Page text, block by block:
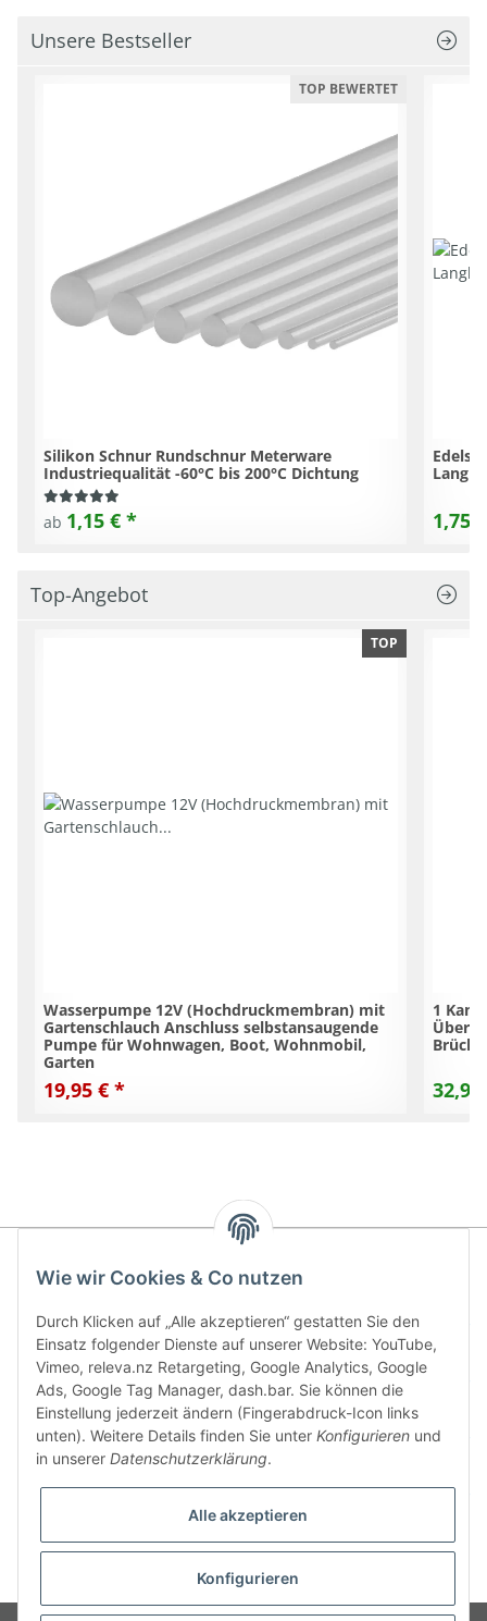
Unsere Bestseller
TOP BEWERTET
Silikon Schnur Rundschnur Meterware
Industriequalität -60°C bis 200°C Dichtung
ab 1,15 € * 1,75
Top-Angebot
TOP
Wasserpumpe 12V (Hochdruckmembran) mit
Gartenschlauch Anschluss selbstansaugende
Pumpe für Wohnwagen, Boot, Wohnmobil,
Garten
19,95 € *
1
Brücke
Kontakt
Informationen
Gesetzliche Informationen
Zahlungsmöglichkeiten
Vertrag widerrufen
Wie wir Cookies & Co nutzen
Durch Klicken auf „Alle akzeptieren“ gestatten Sie den
Einsatz folgender Dienste auf unserer Website: YouTube,
Vimeo, releva.nz Retargeting, Google Analytics, Google
Ads, Google Tag Manager, dash.bar. Sie können die
Einstellung jederzeit ändern (Fingerabdruck-Icon links
unten). Weitere Details finden Sie unter Konfigurieren und
in unserer Datenschutzerklärung.
Alle akzeptieren
Konfigurieren